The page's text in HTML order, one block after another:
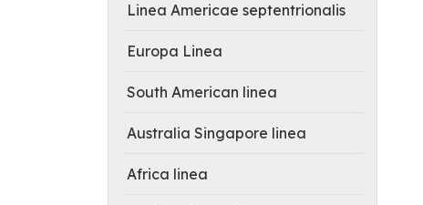
Linea Americae septentrionalis
Europa Linea
South American linea
Australia Singapore linea
Africa linea